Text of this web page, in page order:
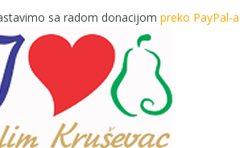
sa radom donacijom preko PayPal-a